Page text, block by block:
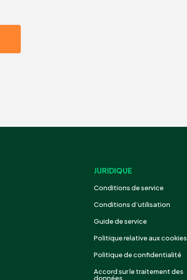
JURIDIQUE
Conditions de service
Conditions d’utilisation
Guide de service
Politique relative aux cookies
Politique de confidentialité
Accord sur le traitement des
données